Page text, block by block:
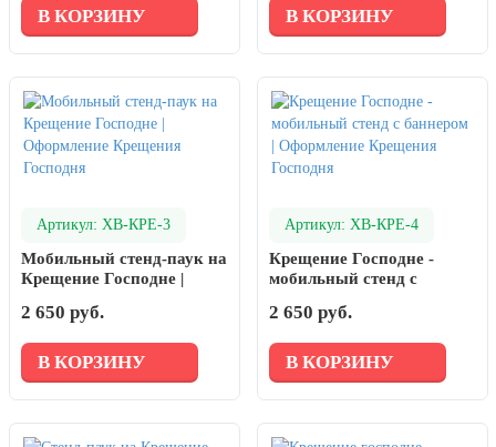
В КОРЗИНУ В КОРЗИНУ
Артикул: ХВ-КРЕ-3
Мобильный стенд-паук на
Крещение Господне |
Господня
2 650 руб.
В КОРЗИНУ
Артикул: ХВ-КРЕ-4
Крещение Господне -
мобильный стенд с
Крещения Господня
2 650 руб.
В КОРЗИНУ